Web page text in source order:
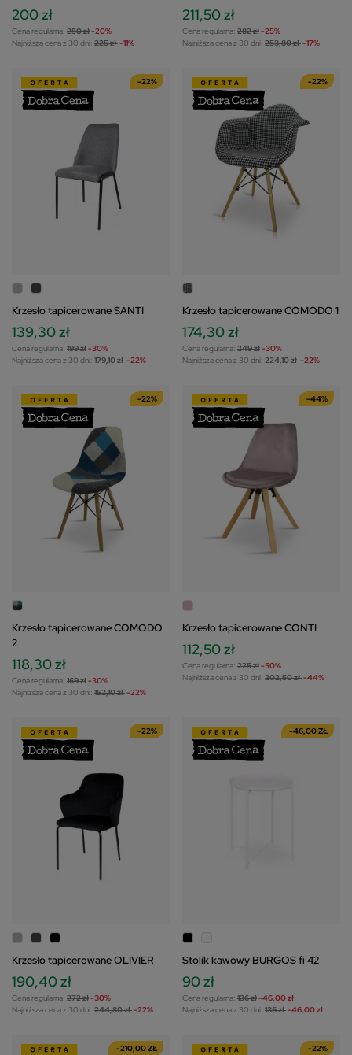
200 zł
Cena regularna: 250 zł-20%
Najniższa cena z 30 dni: 225 zł-11%
211,50 zł
Cena regularna: 282 zł-25%
Najniższa cena z 30 dni: 253,80 zł-17%
-22%
Krzesło tapicerowane SANTI
139,30 zł
Cena regularna: 199 zł-30%
Najniższa cena z 30 dni: 179,10 zł-22%
-22%
Krzesło tapicerowane COMODO 1
174,30 zł
Cena regularna: 249 zł-30%
Najniższa cena z 30 dni: 224,10 zł-22%
-22%
Krzesło tapicerowane COMODO
2
118,30 zł
Cena regularna: 169 zł-30%
Najniższa cena z 30 dni: 152,10 zł-22%
-44%
Krzesło tapicerowane CONTI
112,50 zł
Cena regularna: 225 zł-50%
Najniższa cena z 30 dni: 202,50 zł-44%
-22%
Krzesło tapicerowane OLIVIER
190,40 zł
Cena regularna: 272 zł-30%
Najniższa cena z 30 dni: 244,80 zł-22%
-46,00 ZŁ
Stolik kawowy BURGOS fi 42
90 zł
Cena regularna: 136 zł-46,00 zł
Najniższa cena z 30 dni: 136 zł-46,00 zł
-210,00 ZŁ -22%